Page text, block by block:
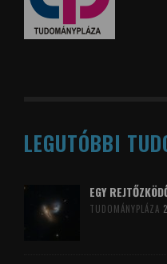
LEGUTÓBBI
EGY
TUDOMÁNYPLÁZA